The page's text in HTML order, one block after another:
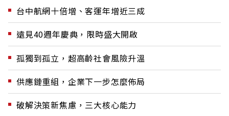
台中航網十倍增、客運年增近三成
遠見40週年慶典，限時盛大開啟
孤獨到孤立，超高齡社會風險升溫
供應鏈重組，企業下一步怎麼佈局
破解決策新焦慮，三大核心能力